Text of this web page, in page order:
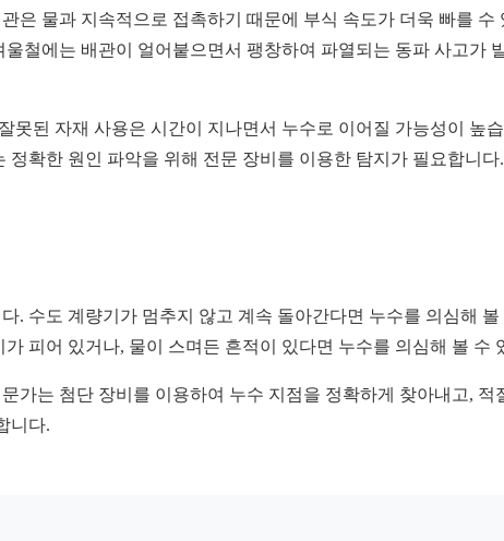
물과 지속적으로 접촉하기 때문에 부식 속도가 더욱 빠를 수
철에는 배관이 얼어붙으면서 팽창하여 파열되는 동파 사고가
된 자재 사용은 시간이 지나면서 누수로 이어질 가능성이 높
확한 원인 파악을 위해 전문 장비를 이용한 탐지가 필요합니다.
수도 계량기가 멈추지 않고 계속 돌아간다면 누수를 의심해
피어 있거나, 물이 스며든 흔적이 있다면 누수를 의심해 볼 수
는 첨단 장비를 이용하여 누수 지점을 정확하게 찾아내고, 적
니다.